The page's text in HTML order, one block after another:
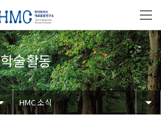
학술활동
HMC 소식